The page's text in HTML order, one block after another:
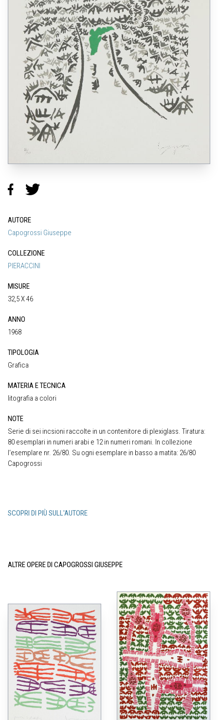
AUTORE
Capogrossi Giuseppe
COLLEZIONE
PIERACCINI
MISURE
32,5 X 46
ANNO
1968
TIPOLOGIA
Grafica
MATERIA E TECNICA
litografia a colori
NOTE
Serie di sei incsioni raccolte in un contenitore di plexiglass. Tiratura:
80 esemplari in numeri arabi e 12 in numeri romani. In collezione
l‘esemplare nr. 26/80. Su ogni esemplare in basso a matita: 26/80
Capogrossi
SCOPRI DI PIÙ SULL'AUTORE
ALTRE OPERE DI CAPOGROSSI GIUSEPPE